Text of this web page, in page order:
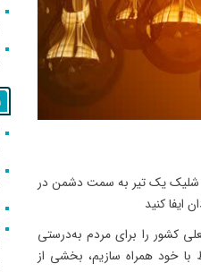
شلیک یک تیر به سمت دشمن در
کنید
کشور را برای مردم به‌درستی
با خود همراه سازیم، بخشی از